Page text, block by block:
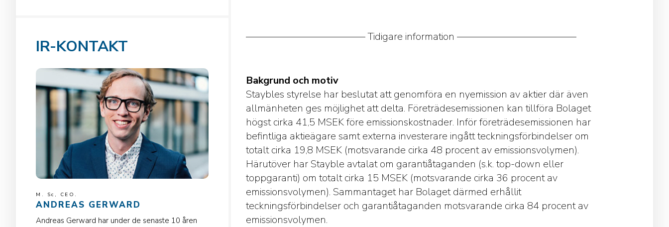
IR-KONTAKT
M. Sc, CEO.
ANDREAS GERWARD
Andreas Gerward har under de senaste 10 åren
———————————— Tidigare information ————————————
Bakgrund och motiv
Staybles styrelse har beslutat att genomföra en nyemission av aktier där även
allmänheten ges möjlighet att delta. Företrädesemissionen kan tillföra Bolaget
högst cirka 41,5 MSEK före emissionskostnader. Inför företrädesemissionen har
befintliga aktieägare samt externa investerare ingått teckningsförbindelser om
totalt cirka 19,8 MSEK (motsvarande cirka 48 procent av emissionsvolymen).
Härutöver har Stayble avtalat om garantiåtaganden (s.k. top-down eller
toppgaranti) om totalt cirka 15 MSEK (motsvarande cirka 36 procent av
emissionsvolymen). Sammantaget har Bolaget därmed erhållit
teckningsförbindelser och garantiåtaganden motsvarande cirka 84 procent av
emissionsvolymen.